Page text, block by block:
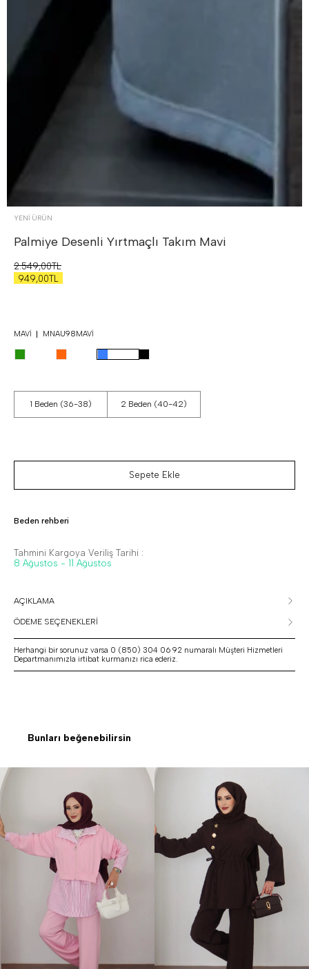
YENİ ÜRÜN
Palmiye Desenli Yırtmaçlı Takım Mavi
2.549,00TL
949,00TL
MAVI MNAU98MAVI
1 Beden (36-38) 2 Beden (40-42)
Sepete Ekle
Beden rehberi
Tahmini Kargoya Veriliş Tarihi :
8 Ağustos - 11 Ağustos
AÇIKLAMA
ÖDEME SEÇENEKLERİ
Herhangi bir sorunuz varsa 0 (850) 304 06 92 numaralı Müşteri Hizmetleri
Departmanımızla irtibat kurmanızı rica ederiz.
Bunları beğenebilirsin